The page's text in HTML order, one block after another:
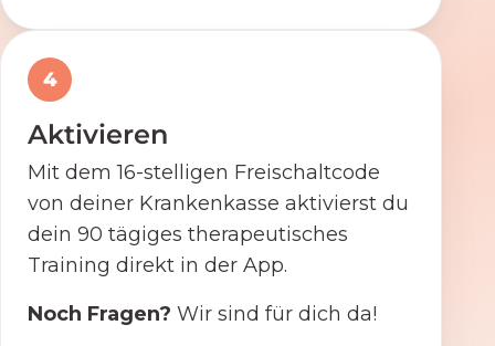
4
Aktivieren
Mit dem 16-stelligen Freischaltcode
von deiner Krankenkasse aktivierst du
dein 90 tägiges therapeutisches
Training direkt in der App.
Noch Fragen? Wir sind für dich da!